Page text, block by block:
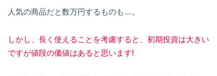
人気の商品だと数万円するものも…。
しかし、長く使えることを考慮すると、初期投資は大きい
ですが値段の価値はあると思います!